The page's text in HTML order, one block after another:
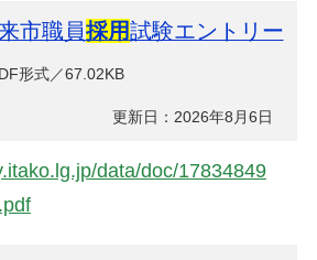
市職員採用試験エントリー
形式／67.02KB
更新日：2026年8月6日
data/doc/17834849